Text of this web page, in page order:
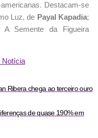
Destacam-se
Luz, de Payal Kapadia;
Semente da Figueira
Notícia
Ribera chega ao terceiro ouro
de quase 190% em